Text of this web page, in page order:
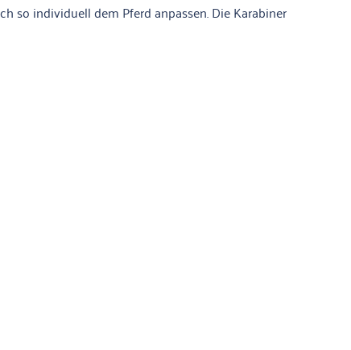
so individuell dem Pferd anpassen. Die Karabiner